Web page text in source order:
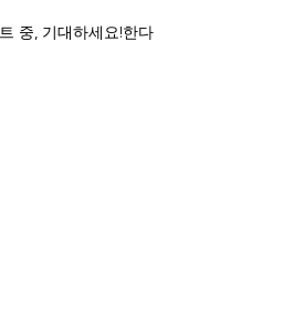
중, 기대하세요!한다